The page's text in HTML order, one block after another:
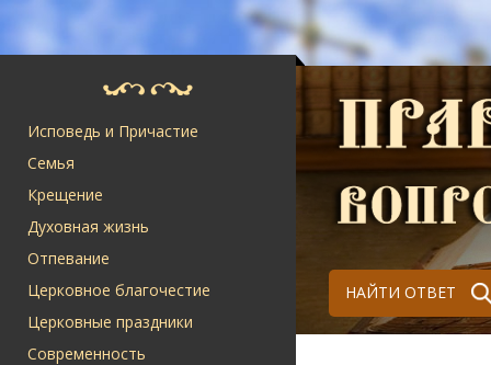
Исповедь и Причастие
Семья
Крещение
Духовная жизнь
Отпевание
Церковное благочестие
Церковные праздники
Современность
НАЙТИ ОТВЕТ